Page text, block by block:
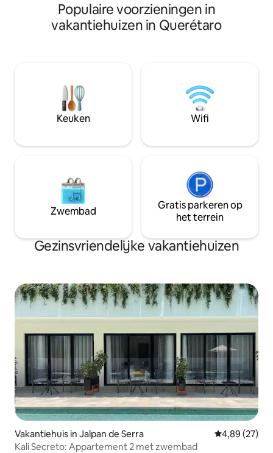
Populaire voorzieningen in
vakantiehuizen in Querétaro
Keuken Wifi
Zwembad
Gratis parkeren op
het terrein
Gezinsvriendelijke vakantiehuizen
Vakantiehuis in Jalpan de Serra Gemiddelde
4,89 (27)
Kali Secreto: Appartement 2 met zwembad